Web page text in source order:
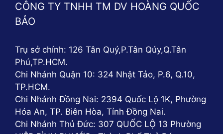
Sử dụng đèn pha năng lượng mặt trời 300W KungFu
Solar là một cách để chúng ta đóng góp vào việc bảo
CÔNG TY TNHH TM DV HOÀNG QUỐC
BẢO
Trụ sở chính: 126 Tân Quý,P.Tân Qúy,Q.Tân
Phú,TP.HCM.
Chi Nhánh Quận 10: 324 Nhật Tảo, P.6, Q.10,
TP.HCM.
Chi Nhánh Đồng Nai: 2394 Quốc Lộ 1K, Phường
Hóa An, TP. Biên Hòa, Tỉnh Đồng Nai.
Chi Nhánh Thủ Đức: 307 QUỐC LỘ 13 Phường